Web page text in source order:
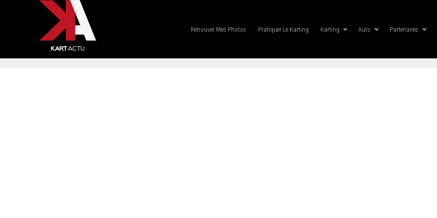
Retrouver Mes Photos Pratiquer Le Karting Karting Auto Partenaires